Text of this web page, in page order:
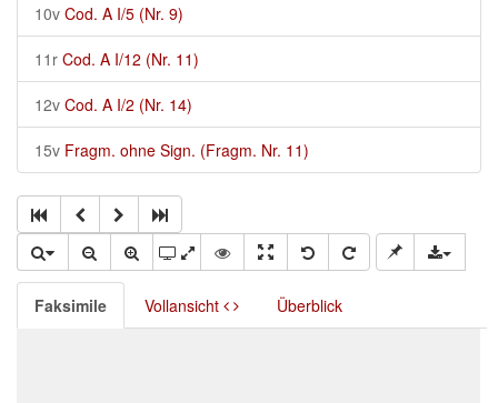
10v Cod. A I/5 (Nr. 9)
11r Cod. A I/12 (Nr. 11)
12v Cod. A I/2 (Nr. 14)
15v Fragm. ohne Sign. (Fragm. Nr. 11)
Faksimile Vollansicht Überblick